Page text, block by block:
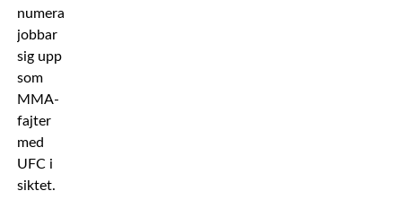
numera
jobbar
sig upp
som
MMA-
fajter
med
UFC i
siktet.